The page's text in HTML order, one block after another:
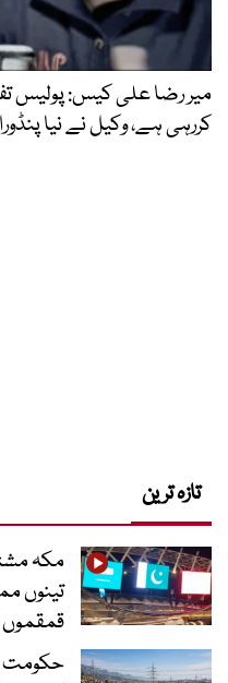
میر رضا علی کیس: پولیس
کررہی ہے، وکیل نے نیا
تازہ ترین
مکہ
تینوں